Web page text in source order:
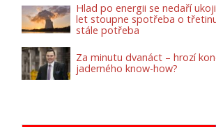
Hlad po energii se nedaří
let stoupne spotřeba o
stále potřeba
Za minutu dvanáct – hrozí
jaderného know-how?